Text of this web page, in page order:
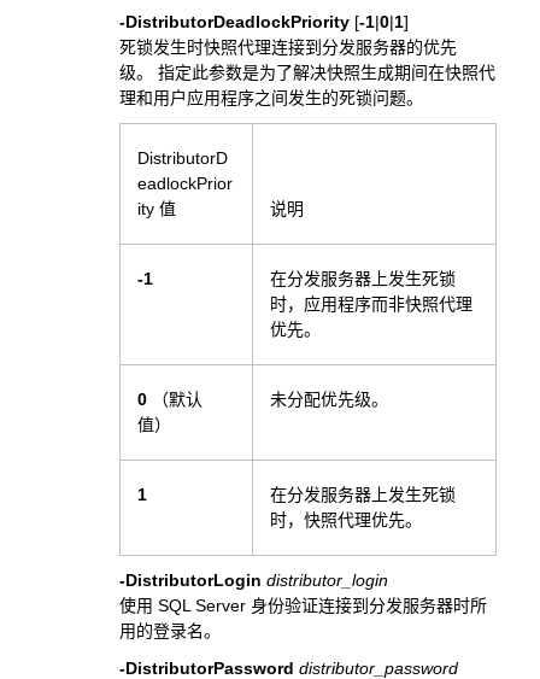
-DistributorDeadlockPriority [-1|0|1]
死锁发生时快照代理连接到分发服务器的优先
级。 指定此参数是为了解决快照生成期间在快照代
理和用户应用程序之间发生的死锁问题。
DistributorD
eadlockPrior
ity 值
说明
-1
在分发服务器上发生死锁
时，应用程序而非快照代理
优先。
0 （默认
值）
未分配优先级。
1
在分发服务器上发生死锁
时，快照代理优先。
-DistributorLogin distributor_login
使用 SQL Server 身份验证连接到分发服务器时所
用的登录名。
-DistributorPassword distributor_password